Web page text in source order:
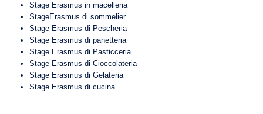
Stage Erasmus in macelleria
StageErasmus di sommelier
Stage Erasmus di Pescheria
Stage Erasmus di panetteria
Stage Erasmus di Pasticceria
Stage Erasmus di Cioccolateria
Stage Erasmus di Gelateria
Stage Erasmus di cucina